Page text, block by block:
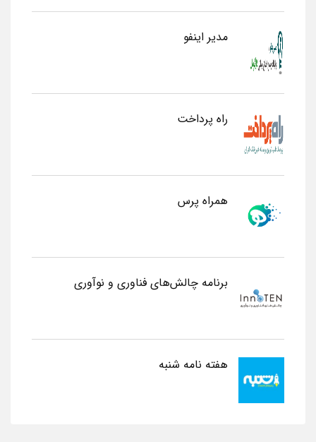
مدیر اینفو
راه پرداخت
همراه پرس
برنامه چالش‌های فناوری و نوآوری
هفته نامه شنبه